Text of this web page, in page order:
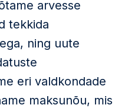
arvesse
tekkida
ning uute
eri valdkondade
maksunõu, mis